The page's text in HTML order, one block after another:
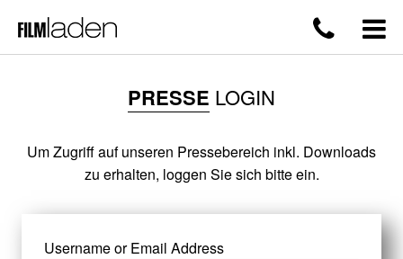
PRESSE LOGIN
Um Zugriff auf unseren Pressebereich inkl. Downloads
zu erhalten, loggen Sie sich bitte ein.
Username or Email Address